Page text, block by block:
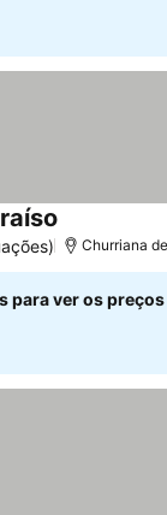
Ver preços
Churriana
para ver os